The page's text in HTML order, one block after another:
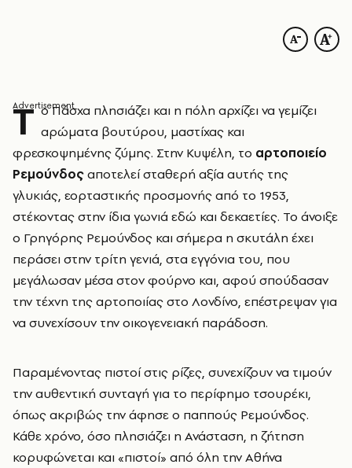
Τ ο Πάσχα πλησιάζει και η πόλη αρχίζει να γεμίζει
αρώματα βουτύρου, μαστίχας και
φρεσκοψημένης ζύμης. Στην Κυψέλη, το αρτοποιείο
Ρεμούνδοςαποτελεί σταθερή αξία αυτής της
γλυκιάς, εορταστικής προσμονής από το 1953,
στέκοντας στην ίδια γωνιά εδώ και δεκαετίες. Το άνοιξε
ο Γρηγόρης Ρεμούνδος και σήμερα η σκυτάλη έχει
περάσει στην τρίτη γενιά, στα εγγόνια του, που
μεγάλωσαν μέσα στον φούρνο και, αφού σπούδασαν
την τέχνη της αρτοποιίας στο Λονδίνο, επέστρεψαν για
να συνεχίσουν την οικογενειακή παράδοση.
Παραμένοντας πιστοί στις ρίζες, συνεχίζουν να τιμούν
την αυθεντική συνταγή για το περίφημο τσουρέκι,
όπως ακριβώς την άφησε ο παππούς Ρεμούνδος.
Κάθε χρόνο, όσο πλησιάζει η Ανάσταση, η ζήτηση
κορυφώνεται και «πιστοί» από όλη την Αθήνα